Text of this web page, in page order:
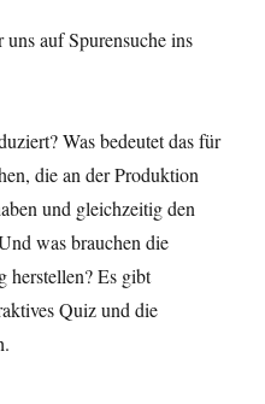
auf Spurensuche ins
Was bedeutet das für
die an der Produktion
und gleichzeitig den
was brauchen die
herstellen? Es gibt
Quiz und die